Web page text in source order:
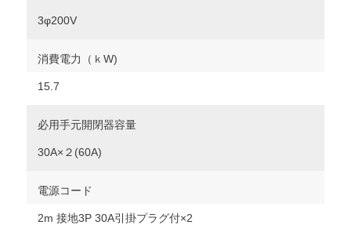
3φ200V
消費電力（ｋW)
15.7
必用手元開閉器容量
30A×２(60A)
電源コード
2m 接地3P 30A引掛プラグ付×2